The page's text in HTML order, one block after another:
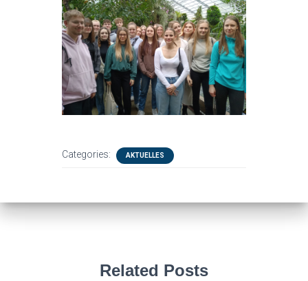
Categories: AKTUELLES
Related Posts